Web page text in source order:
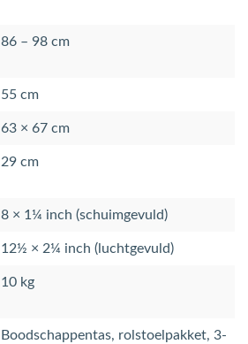
86 – 98 cm
55 cm
63 × 67 cm
29 cm
8 × 1¼ inch (schuimgevuld)
12½ × 2¼ inch (luchtgevuld)
10 kg
Boodschappentas, rolstoelpakket, 3-